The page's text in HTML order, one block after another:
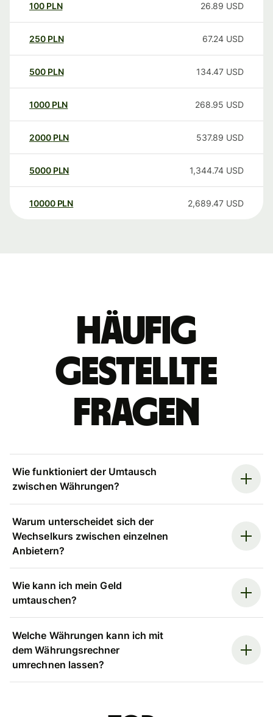
100 PLN 26.89 USD
250 PLN 67.24 USD
500 PLN 134.47 USD
1000 PLN 268.95 USD
2000 PLN 537.89 USD
5000 PLN 1,344.74 USD
10000 PLN 2,689.47 USD
Häufig
gestellte
Fragen
Wie funktioniert der Umtausch
zwischen Währungen?
Warum unterscheidet sich der
Wechselkurs zwischen einzelnen
Anbietern?
Wie kann ich mein Geld
umtauschen?
Welche Währungen kann ich mit
dem Währungsrechner
umrechnen lassen?